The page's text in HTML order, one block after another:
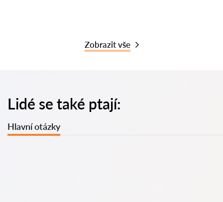
Zobrazit vše
Lidé se také ptají:
Hlavní otázky